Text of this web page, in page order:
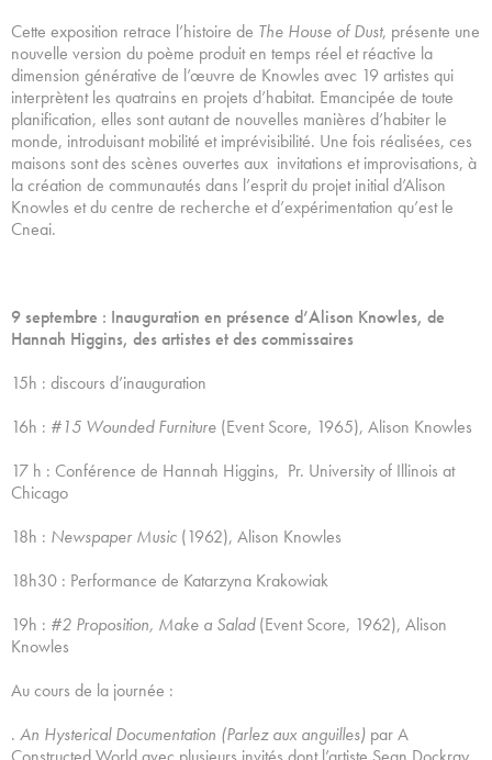
Cette exposition retrace l’histoire de The House of Dust, présente une
nouvelle version du poème produit en temps réel et réactive la
dimension générative de l’œuvre de Knowles avec 19 artistes qui
interprètent les quatrains en projets d’habitat. Emancipée de toute
planification, elles sont autant de nouvelles manières d’habiter le
monde, introduisant mobilité et imprévisibilité. Une fois réalisées, ces
maisons sont des scènes ouvertes aux invitations et improvisations, à
la création de communautés dans l’esprit du projet initial d’Alison
Knowles et du centre de recherche et d’expérimentation qu’est le
Cneai.
9 septembre : Inauguration en présence d’Alison Knowles, de
Hannah Higgins, des artistes et des commissaires
15h : discours d’inauguration
16h : #15 Wounded Furniture (Event Score, 1965), Alison Knowles
17 h : Conférence de Hannah Higgins, Pr. University of Illinois at
Chicago
18h : Newspaper Music (1962), Alison Knowles
18h30 : Performance de Katarzyna Krakowiak
19h : #2 Proposition, Make a Salad(Event Score, 1962), Alison
Knowles
Au cours de la journée :
. An Hysterical Documentation (Parlez aux anguilles) par A